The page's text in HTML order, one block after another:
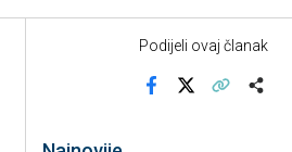
Podijeli ovaj članak